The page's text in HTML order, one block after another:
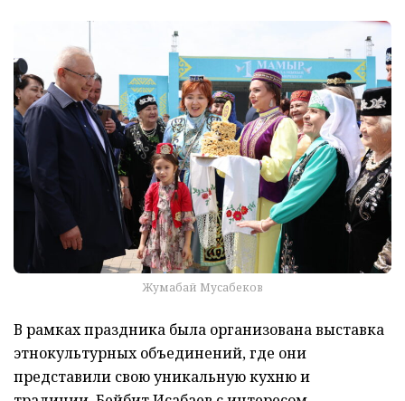
Жумабай Мусабеков
В рамках праздника была организована выставка
этнокультурных объединений, где они
представили свою уникальную кухню и